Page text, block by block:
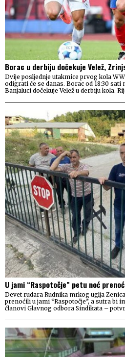
Borac u derbiju dočekuje Velež,
Dvije posljednje utakmice prvog kola
odigrati će se danas. Borac od 18:30 sati
Banjaluci dočekuje Velež u derbiju kola.
U jami “Raspotočje” petu noć
Devet rudara Rudnika mrkog uglja
prenoćili u jami “Raspotočje”, a sutra bi
članovi Glavnog odbora Sindikata –